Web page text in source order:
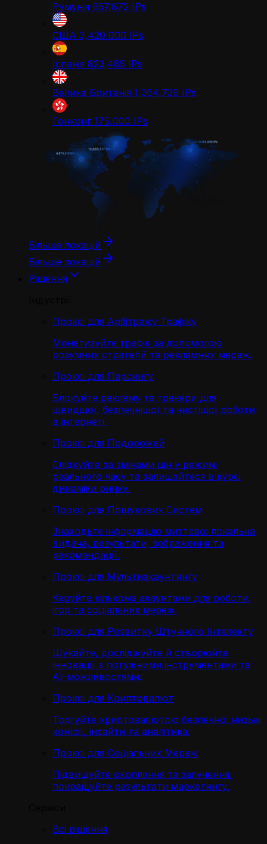
Румунія 657,872 IPs
США 3,420,000 IPs
Іспанія 823,485 IPs
Велика Британія 1,364,739 IPs
Гонконг 175,000 IPs
Більше локацій
Більше локацій
Рішення
Проксі для Арбітражу Трафіку
Монетизуйте трафік за допомогою
розумних стратегій та рекламних мереж.
Проксі для Парсингу
Блокуйте рекламу та трекери для
швидшої, безпечнішої та чистішої роботи
в інтернеті.
Проксі для Подорожей
Слідкуйте за змінами цін у режимі
реального часу та залишайтеся в курсі
динаміки ринку.
Проксі для Пошукових Систем
Знаходьте інформацію миттєво: локальна
видача, результати, зображення та
рекомендації.
Проксі для Мультиакаунтингу
Керуйте кількома акаунтами для роботи,
ігор та соціальних мереж.
Проксі для Розвитку Штучного Інтелекту
Шукайте, досліджуйте й створюйте
інновації з потужними інструментами та
AI-можливостями.
Проксі для Криптовалют
Торгуйте криптовалютою безпечно: низькі
комісії, інсайти та аналітика.
Проксі для Соціальних Мереж
Підвищуйте охоплення та залучення,
покращуйте результати маркетингу.
Всі рішення